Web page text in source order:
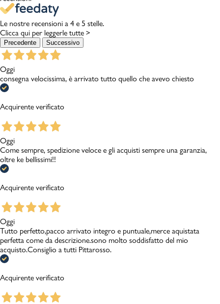
Le nostre recensioni a 4 e 5 stelle.
Clicca qui per leggerle tutte >
Precedente Successivo
Oggi
consegna velocissima, è arrivato tutto quello che avevo chiesto
Acquirente verificato
Oggi
Come sempre, spedizione veloce e gli acquisti sempre una garanzia,
oltre ke bellissimi!!
Acquirente verificato
Oggi
Tutto perfetto,pacco arrivato integro e puntuale,merce aquistata
perfetta come da descrizione.sono molto soddisfatto del mio
acquisto.Consiglio a tutti Pittarosso.
Acquirente verificato